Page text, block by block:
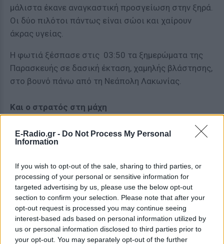
E-Radio.gr - Do Not Process My Personal
Information
If you wish to opt-out of the sale, sharing to third parties, or
processing of your personal or sensitive information for
targeted advertising by us, please use the below opt-out
section to confirm your selection. Please note that after your
opt-out request is processed you may continue seeing
interest-based ads based on personal information utilized by
us or personal information disclosed to third parties prior to
your opt-out. You may separately opt-out of the further
μάλιστα έκανε αναγκαστική προσγείωση στην ξηρά.
Οι δύο πιλότοι πάντως είναι σώοι και χαίρουν
άκρας υγείας.
Η φωτιά ξέσπασε στις 03:50 τα ξημερώματα της
Παρασκευής σε δασική έκταση, χαμηλής βλάστησης,
στο βουνό πάνω από τη Νεάπολη Λακωνίας.
Και ο στρατός στη μάχη
Ο κοινοβουλευτικός εκπρόσωπος του ΚΚΕ Θανάσης
Παφίλης επικοινώνησε τηλεφωνικά με τον
Γιάννη Πανούση και σύμφωνα με σχετικό
ενημερωτικό δελτίο του ΚΚΕ, ζήτησε την άμεση
ενίσχυση των μέσων πυρόσβεσης - εναέριων και
επίγειων - προκειμένου να αντιμετωπιστεί η
μεγάλη πυρκαγιά που έχει εκδηλωθεί στη Λακωνία,
και λαμβάνει επικίνδυνες διαστάσεις.